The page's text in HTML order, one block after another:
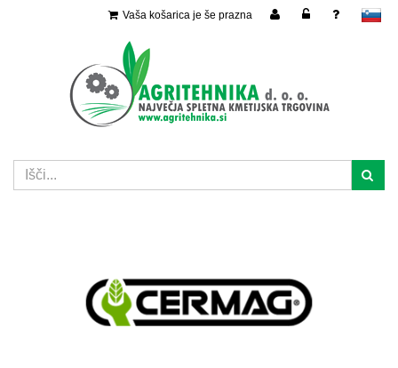
slovensko
Vaša košarica je še prazna